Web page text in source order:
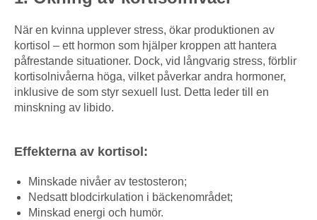
När en kvinna upplever stress, ökar produktionen av
kortisol – ett hormon som hjälper kroppen att hantera
påfrestande situationer. Dock, vid långvarig stress, förblir
kortisolnivåerna höga, vilket påverkar andra hormoner,
inklusive de som styr sexuell lust. Detta leder till en
minskning av libido.
Effekterna av kortisol:
Minskade nivåer av testosteron;
Nedsatt blodcirkulation i bäckenområdet;
Minskad energi och humör.